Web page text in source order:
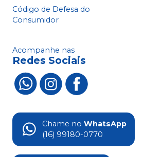
Código de Defesa do
Consumidor
Acompanhe nas
Redes Sociais
Chame no WhatsApp
(16) 99180-0770